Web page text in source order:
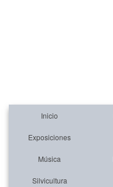
Inicio
Exposiciones
Música
Silvicultura